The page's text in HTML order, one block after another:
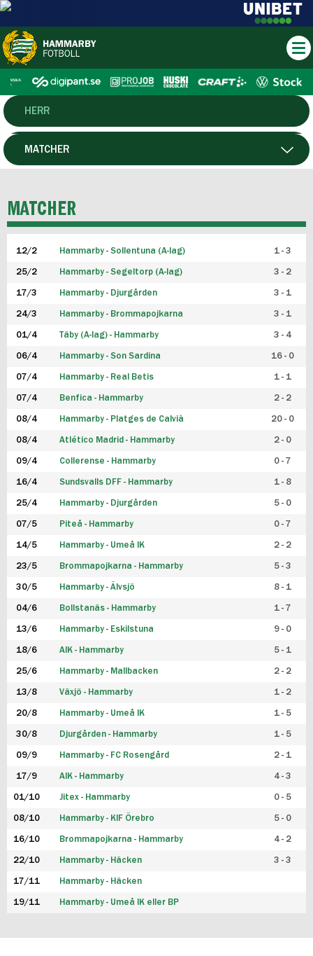
HERR
DAM
P19
F19
FUTSAL HERR
FUTSAL DAM
MATCHER
MATCHER
12/2 Hammarby - Sollentuna (A-lag) 1 - 3
25/2 Hammarby - Segeltorp (A-lag) 3 - 2
17/3 Hammarby - Djurgården 3 - 1
24/3 Hammarby - Brommapojkarna 3 - 1
01/4 Täby (A-lag) - Hammarby 3 - 4
06/4 Hammarby - Son Sardina 16 - 0
07/4 Hammarby - Real Betis 1 - 1
07/4 Benfica - Hammarby 2 - 2
08/4 Hammarby - Platges de Calvià 20 - 0
08/4 Atlético Madrid - Hammarby 2 - 0
09/4 Collerense - Hammarby 0 - 7
16/4 Sundsvalls DFF - Hammarby 1 - 8
25/4 Hammarby - Djurgården 5 - 0
07/5 Piteå - Hammarby 0 - 7
14/5 Hammarby - Umeå IK 2 - 2
23/5 Brommapojkarna - Hammarby 5 - 3
30/5 Hammarby - Älvsjö 8 - 1
04/6 Bollstanäs - Hammarby 1 - 7
13/6 Hammarby - Eskilstuna 9 - 0
18/6 AIK - Hammarby 5 - 1
25/6 Hammarby - Mallbacken 2 - 2
13/8 Växjö - Hammarby 1 - 2
20/8 Hammarby - Umeå IK 1 - 5
30/8 Djurgården - Hammarby 1 - 5
09/9 Hammarby - FC Rosengård 2 - 1
17/9 AIK - Hammarby 4 - 3
01/10 Jitex - Hammarby 0 - 5
08/10 Hammarby - KIF Örebro 5 - 0
16/10 Brommapojkarna - Hammarby 4 - 2
22/10 Hammarby - Häcken 3 - 3
17/11 Hammarby - Häcken
19/11 Hammarby - Umeå IK eller BP